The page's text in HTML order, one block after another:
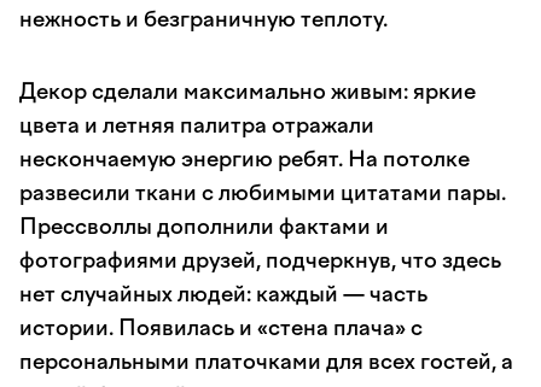
нежность и безграничную теплоту.
Декор сделали максимально живым: яркие
цвета и летняя палитра отражали
нескончаемую энергию ребят. На потолке
развесили ткани с любимыми цитатами пары.
Прессволлы дополнили фактами и
фотографиями друзей, подчеркнув, что здесь
нет случайных людей: каждый — часть
истории. Появилась и «стена плача» с
персональными платочками для всех гостей, а